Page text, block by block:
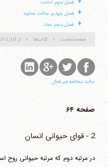
فصل سوم: امامت
+ فصل چهارم: عدالت خداوند
+ فصل پنجم: معاد
صفحه نخست کتاب‌ها از آغاز
حالت مطالعه غیر فعال
صفحه ۶۴
2 - قوای حیوانی انسان
ایران
شماره ٨